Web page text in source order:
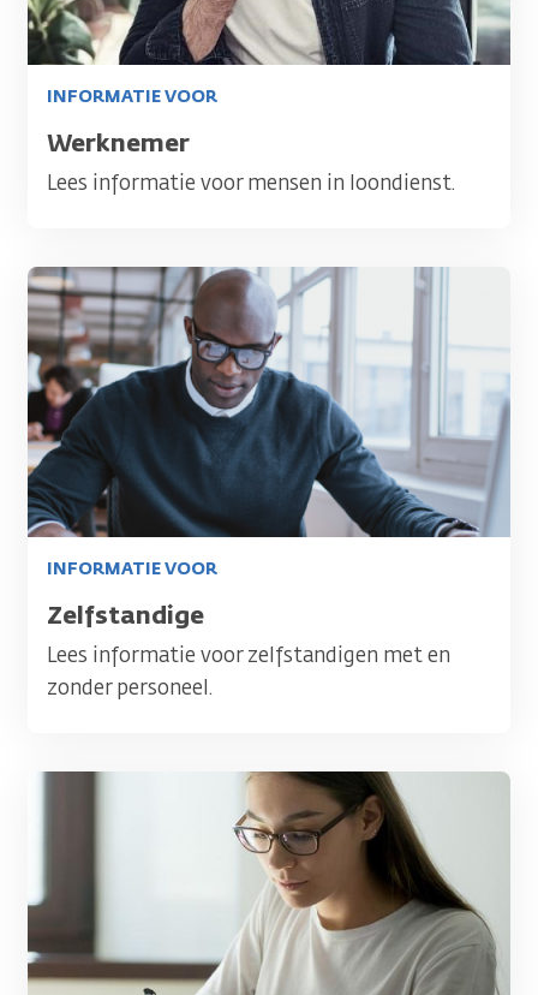
INFORMATIE VOOR
Titel
Werknemer
Lees informatie voor mensen in loondienst.
Afbeelding
INFORMATIE VOOR
Titel
Zelfstandige
Lees informatie voor zelfstandigen met en
zonder personeel.